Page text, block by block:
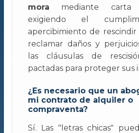
mora mediante carta
exigiendo el
apercibimiento de
reclamar daños y
las cláusulas de
pactadas para proteger sus
¿Es necesario que un
mi contrato de alquiler o
compraventa?
Sí. Las "letras chicas"